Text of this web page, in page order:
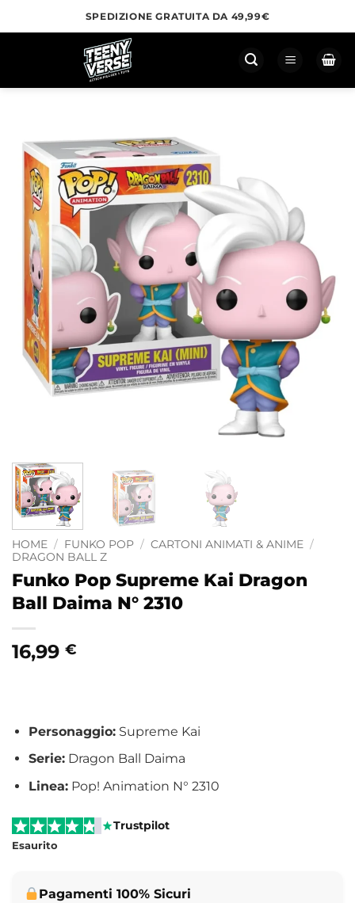
ai
SPEDIZIONE GRATUITA DA 49,99€
HOME / FUNKO POP / CARTONI ANIMATI & ANIME /
DRAGON BALL Z
Funko Pop Supreme Kai Dragon
Ball Daima N° 2310
16,99 €
Personaggio:Supreme Kai
Serie:Dragon Ball Daima
Linea:Pop! Animation N° 2310
Trustpilot
Esaurito
Pagamenti 100% Sicuri